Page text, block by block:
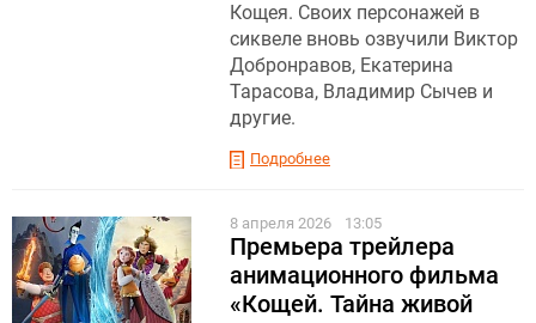
Кощея. Своих персонажей в
сиквеле вновь озвучили Виктор
Добронравов, Екатерина
Тарасова, Владимир Сычев и
другие.
Подробнее
8 апреля 2026 13:05
Премьера трейлера
анимационного фильма
«Кощей. Тайна живой